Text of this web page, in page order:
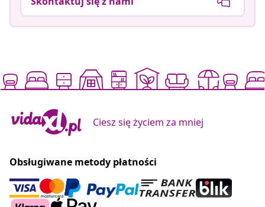
Ciesz się życiem za mniej
Obsługiwane metody płatności